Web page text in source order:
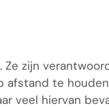
zijn
afstand te
veel hiervan